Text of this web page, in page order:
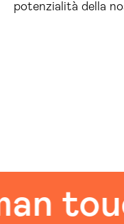
potenzialità della